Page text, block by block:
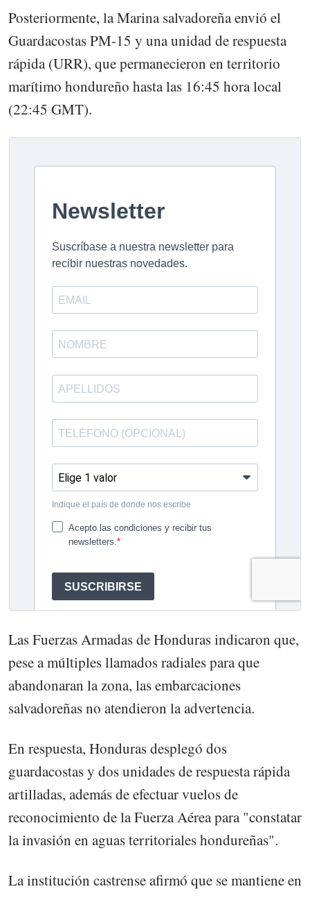
Posteriormente, la Marina salvadoreña envió el
Guardacostas PM-15 y una unidad de respuesta
rápida (URR), que permanecieron en territorio
marítimo hondureño hasta las 16:45 hora local
(22:45 GMT).
Las Fuerzas Armadas de Honduras indicaron que,
pese a múltiples llamados radiales para que
abandonaran la zona, las embarcaciones
salvadoreñas no atendieron la advertencia.
En respuesta, Honduras desplegó dos
guardacostas y dos unidades de respuesta rápida
artilladas, además de efectuar vuelos de
reconocimiento de la Fuerza Aérea para "constatar
la invasión en aguas territoriales hondureñas".
La institución castrense afirmó que se mantiene en